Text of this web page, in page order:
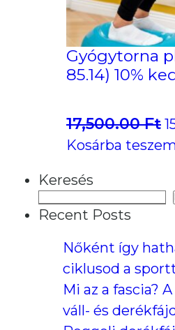
Gyógytorna
85.14) 10%
17,500.00Ft
Kosárba
Keresés
Recent Posts
Nőként így
ciklusod a
Mi az a fascia?
váll- és